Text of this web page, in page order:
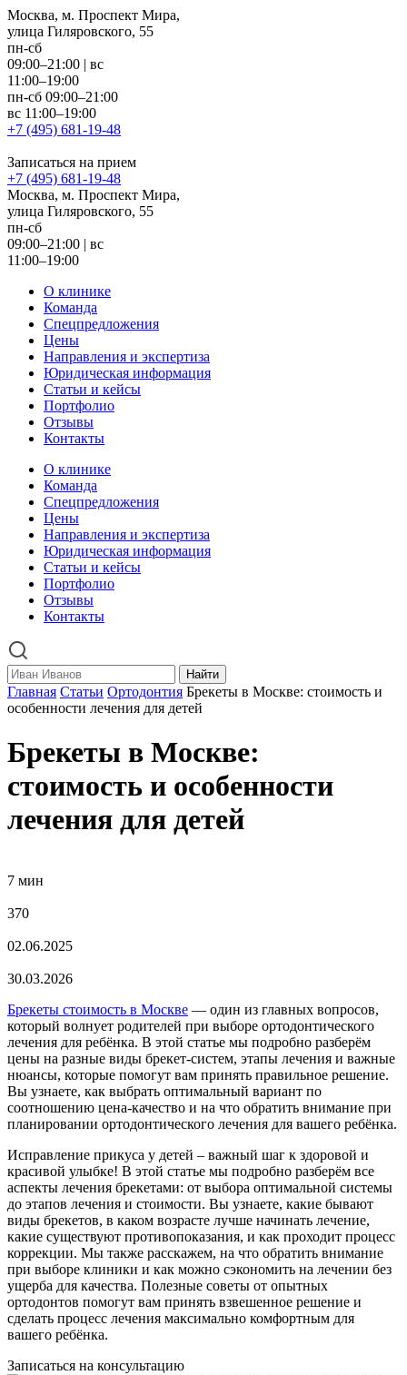
Москва, м. Проспект Мира,
улица Гиляровского, 55
пн-сб
09:00–21:00 | вс
11:00–19:00
пн-сб 09:00–21:00
вс 11:00–19:00
+7 (495) 681-19-48
Записаться на прием
+7 (495) 681-19-48
Москва, м. Проспект Мира,
улица Гиляровского, 55
пн-сб
09:00–21:00 | вс
11:00–19:00
О клинике
Команда
Спецпредложения
Цены
Направления и экспертиза
Юридическая информация
Статьи и кейсы
Портфолио
Отзывы
Контакты
О клинике
Команда
Спецпредложения
Цены
Направления и экспертиза
Юридическая информация
Статьи и кейсы
Портфолио
Отзывы
Контакты
Найти
Главная Статьи Ортодонтия Брекеты в Москве: стоимость и
особенности лечения для детей
Брекеты в Москве:
стоимость и особенности
лечения для детей
7 мин
370
02.06.2025
30.03.2026
Брекеты стоимость в Москве — один из главных вопросов,
который волнует родителей при выборе ортодонтического
лечения для ребёнка. В этой статье мы подробно разберём
цены на разные виды брекет-систем, этапы лечения и важные
нюансы, которые помогут вам принять правильное решение.
Вы узнаете, как выбрать оптимальный вариант по
соотношению цена-качество и на что обратить внимание при
планировании ортодонтического лечения для вашего ребёнка.
Исправление прикуса у детей – важный шаг к здоровой и
красивой улыбке! В этой статье мы подробно разберём все
аспекты лечения брекетами: от выбора оптимальной системы
до этапов лечения и стоимости. Вы узнаете, какие бывают
виды брекетов, в каком возрасте лучше начинать лечение,
какие существуют противопоказания, и как проходит процесс
коррекции. Мы также расскажем, на что обратить внимание
при выборе клиники и как можно сэкономить на лечении без
ущерба для качества. Полезные советы от опытных
ортодонтов помогут вам принять взвешенное решение и
сделать процесс лечения максимально комфортным для
вашего ребёнка.
Записаться на консультацию